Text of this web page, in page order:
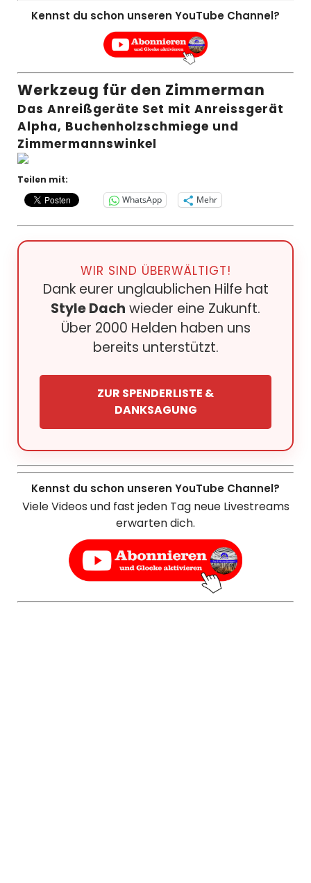
Kennst du schon unseren YouTube Channel?
Werkzeug für den Zimmerman
Das Anreißgeräte Set mit Anreissgerät
Alpha, Buchenholzschmiege und
Zimmermannswinkel
Teilen mit:
WhatsApp
Mehr
WIR SIND ÜBERWÄLTIGT!
Dank eurer unglaublichen Hilfe hat
Style Dach wieder eine Zukunft.
Über 2000 Helden haben uns
bereits unterstützt.
ZUR SPENDERLISTE &
DANKSAGUNG
Kennst du schon unseren YouTube Channel?
Viele Videos und fast jeden Tag neue Livestreams
erwarten dich.